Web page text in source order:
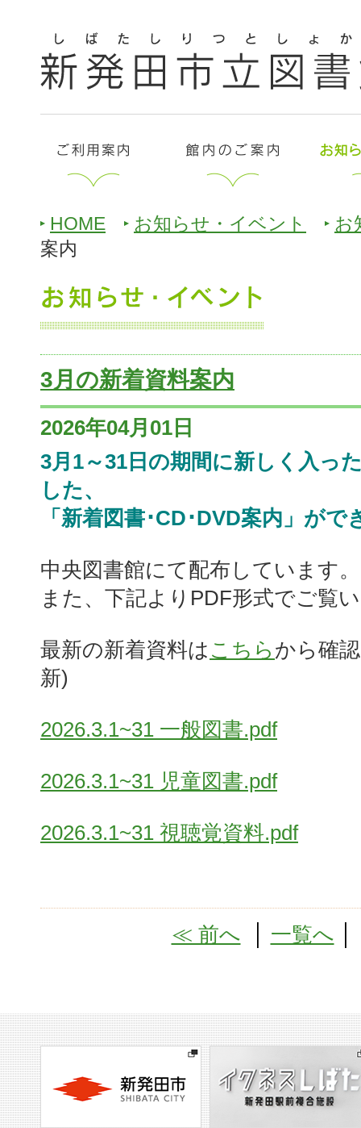
HOME お知らせ・イベント
お
案内
3月の新着資料案内
2026年04月01日
3月1～31日の期間に新しく入っ
した、
「新着図書･CD･DVD案内」がで
中央図書館にて配布しています。
また、下記よりPDF形式でご覧
最新の新着資料は こちら から確
新)
2026.3.1~31 一般図書.pdf
2026.3.1~31 児童図書.pdf
2026.3.1~31 視聴覚資料.pdf
≪ 前へ 一覧へ